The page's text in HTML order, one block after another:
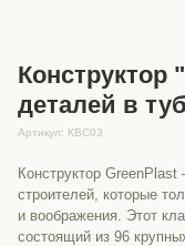
Конструктор
деталей в
Артикул: КВС03
Конструктор
строителей, которые
и воображения. Этот
состоящий из 96